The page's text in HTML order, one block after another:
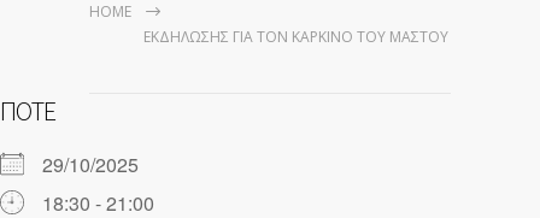
HOME
ΕΚΔΉΛΩΣΗΣ ΓΙΑ ΤΟΝ ΚΑΡΚΊΝΟ ΤΟΥ ΜΑΣΤΟΎ
ΠΌΤΕ
29/10/2025
18:30 - 21:00